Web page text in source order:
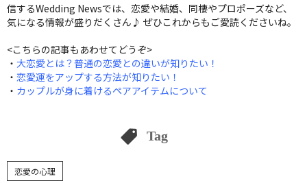
信するWedding Newsでは、恋愛や結婚、同棲やプロポーズなど、
気になる情報が盛りだくさん♪ ぜひこれからもご愛読くださいね。
<こちらの記事もあわせてどうぞ>
・ 大恋愛とは？普通の恋愛との違いが知りたい！
・ 恋愛運をアップする方法が知りたい！
・ カップルが身に着けるペアアイテムについて
Tag
恋愛の心理